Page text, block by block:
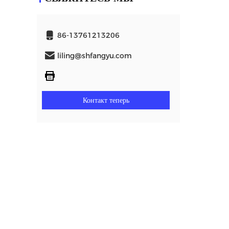
86-13761213206
liling@shfangyu.com
Контакт теперь